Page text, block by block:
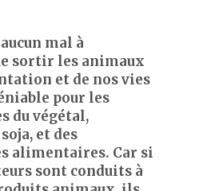
mal à
sortir les animaux
et de nos vies
pour les
du végétal,
et des
alimentaires. Car si
sont conduits à